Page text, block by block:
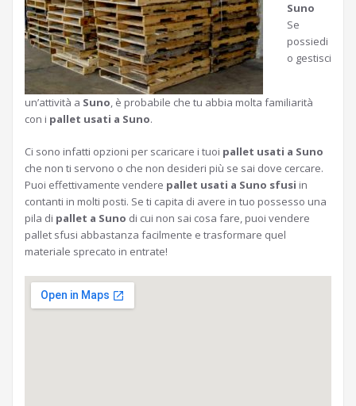
Suno
Se
possiedi
o gestisci
un’attività a Suno, è probabile che tu abbia molta familiarità
con i pallet usati a Suno.
Ci sono infatti opzioni per scaricare i tuoi pallet usati a Suno
che non ti servono o che non desideri più se sai dove cercare.
Puoi effettivamente vendere pallet usati a Suno sfusi in
contanti in molti posti. Se ti capita di avere in tuo possesso una
pila di pallet a Suno di cui non sai cosa fare, puoi vendere
pallet sfusi abbastanza facilmente e trasformare quel
materiale sprecato in entrate!